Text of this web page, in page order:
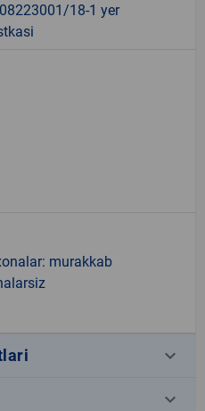
18-1 yer
murakkab
keyboard_arrow_down
keyboard_arrow_down